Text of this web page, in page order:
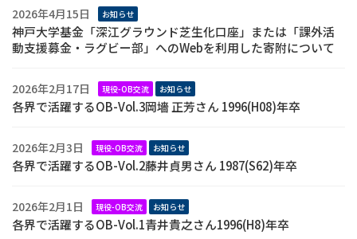
2026年4月15日 お知らせ
神戸大学基金「深江グラウンド芝生化口座」または「課外活
動支援募金・ラグビー部」へのWebを利用した寄附について
2026年2月17日 現役-OB交流 お知らせ
各界で活躍するOB-Vol.3岡墻 正芳さん 1996(H08)年卒
2026年2月3日 現役-OB交流 お知らせ
各界で活躍するOB-Vol.2藤井貞男さん 1987(S62)年卒
2026年2月1日 現役-OB交流 お知らせ
各界で活躍するOB-Vol.1青井貴之さん1996(H8)年卒